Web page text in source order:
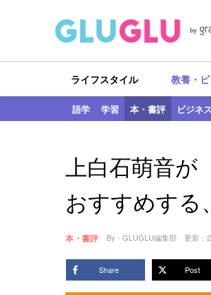
ライフスタイル 教養・
語学 学習 本・書評 ビジネス
上白石萌音
おすすめする
本・書評 By - GLUGLU編集部 更新：
Share Post